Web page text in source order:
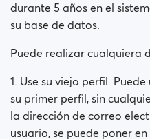
durante 5 años en el
su base de datos.
Puede realizar cualquiera
1. Use su viejo perfil.
su primer perfil, sin
la dirección de correo
usuario, se puede poner